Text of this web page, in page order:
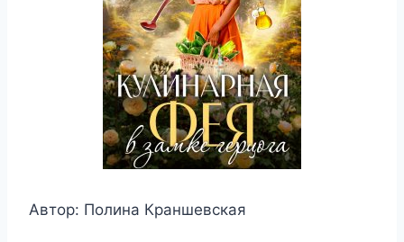
Автор: Полина Краншевская